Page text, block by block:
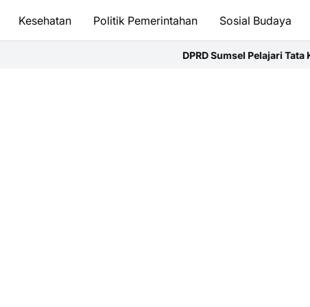
Kesehatan Politik Pemerintahan Sosial Budaya
DPRD Sumsel Pelajari Tata Kelola Dana Hibah